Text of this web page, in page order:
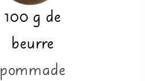
100 g de
beurre
pommade